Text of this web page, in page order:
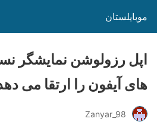
موبایلستان
اپل رزولوشن نمایشگر
های آیفون را ارتقا می
Zanyar_98